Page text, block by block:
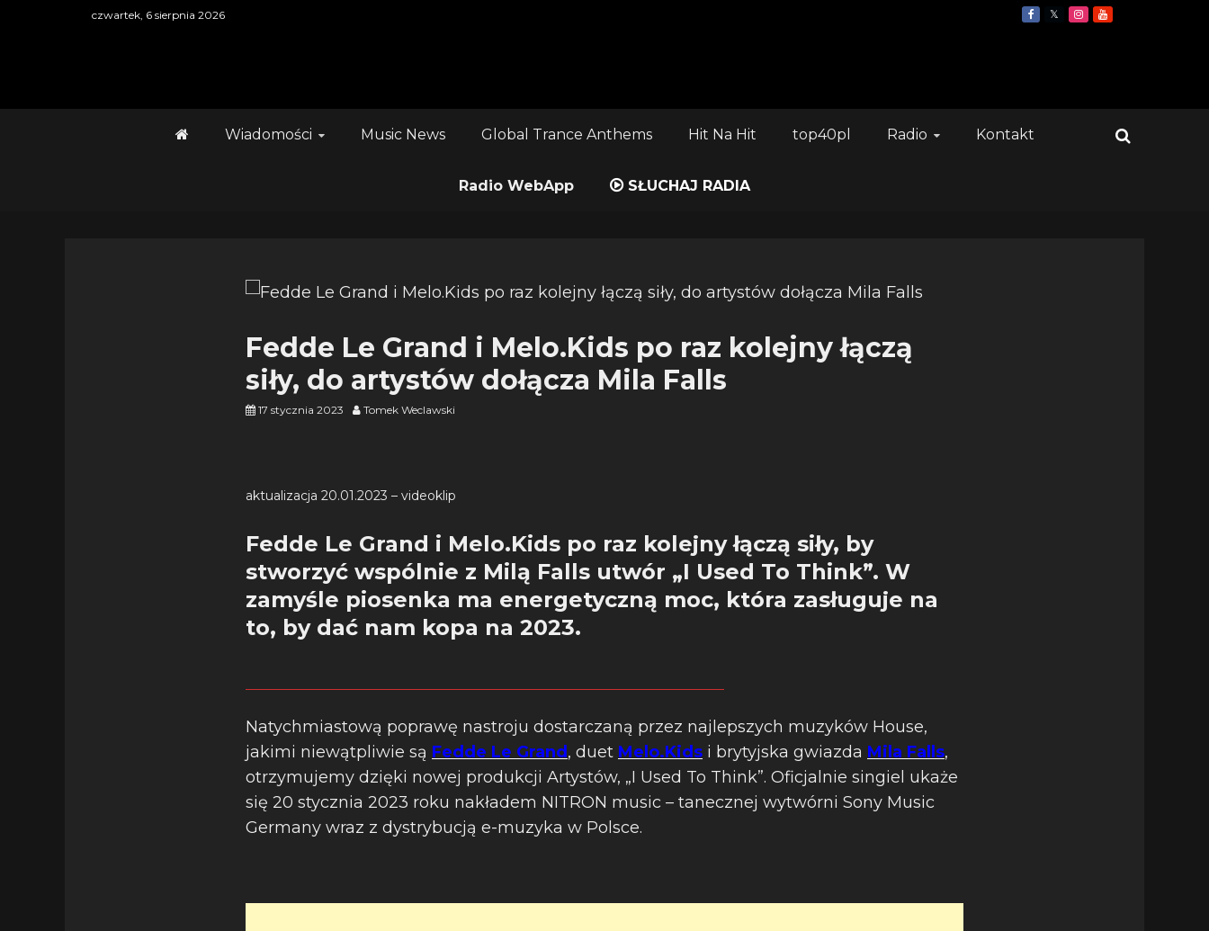
czwartek, 6 sierpnia 2026
Wiadomości Music News Global Trance Anthems Hit Na Hit top40pl Radio Kontakt
Radio WebApp SŁUCHAJ RADIA
Fedde Le Grand i Melo.Kids po raz kolejny łączą
siły, do artystów dołącza Mila Falls
17 stycznia 2023 Tomek Weclawski
aktualizacja 20.01.2023 – videoklip
Fedde Le Grand i Melo.Kids po raz kolejny łączą siły, by
stworzyć wspólnie z Milą Falls utwór „I Used To Think”. W
zamyśle piosenka ma energetyczną moc, która zasługuje na
to, by dać nam kopa na 2023.
Natychmiastową poprawę nastroju dostarczaną przez najlepszych muzyków House,
jakimi niewątpliwie są Fedde Le Grand , duet Melo.Kids i brytyjska gwiazda Mila Falls,
otrzymujemy dzięki nowej produkcji Artystów, „I Used To Think”. Oficjalnie singiel ukaże
się 20 stycznia 2023 roku nakładem NITRON music – tanecznej wytwórni Sony Music
Germany wraz z dystrybucją e-muzyka w Polsce.